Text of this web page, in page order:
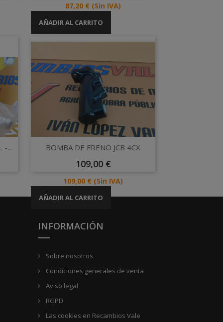
Precio
87,20 € (Sin IVA)
AÑADIR AL CARRITO
-... Vista rápida
BOMBA DE FRENO JCB 4CX
Precio
109,00 €
Precio
109,00 € (Sin IVA)
AÑADIR AL CARRITO
INFORMACIÓN
Sobre nosotros
Condiciones generales de venta
Aviso legal
RGPD
Las cookies en Recambios Vale